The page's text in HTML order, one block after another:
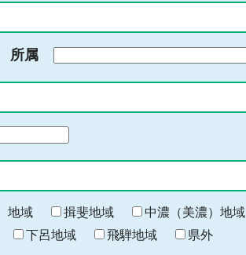
所属
地域 揖斐地域 中濃（美濃）地域
下呂地域 飛騨地域 県外